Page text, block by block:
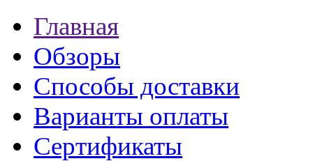
Главная
Обзоры
Способы доставки
Варианты оплаты
Сертификаты